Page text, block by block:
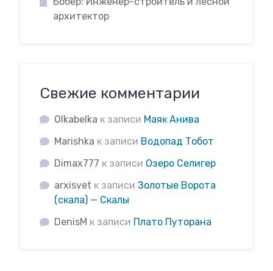
архитектор
Свежие комментарии
Olkabelka к записи Маяк Анива
Marishka к записи Водопад Тобот
Dimax777 к записи Озеро Селигер
arxisvet к записи Золотые Ворота
(скала) — Скалы
DenisM к записи Плато Путорана